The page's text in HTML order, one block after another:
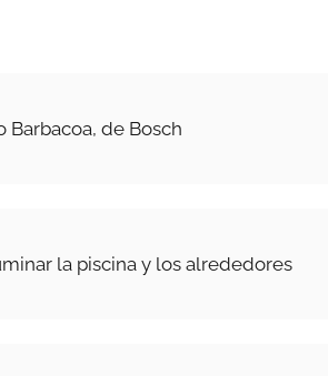
Barbacoa, de Bosch
la piscina y los alrededores